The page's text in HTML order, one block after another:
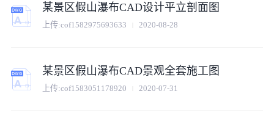
某景区假山瀑布CAD设计平立剖面图
上传:cof1582975693633 2020-08-28
某景区假山瀑布CAD景观全套施工图
上传:cof1583051178920 2020-07-31